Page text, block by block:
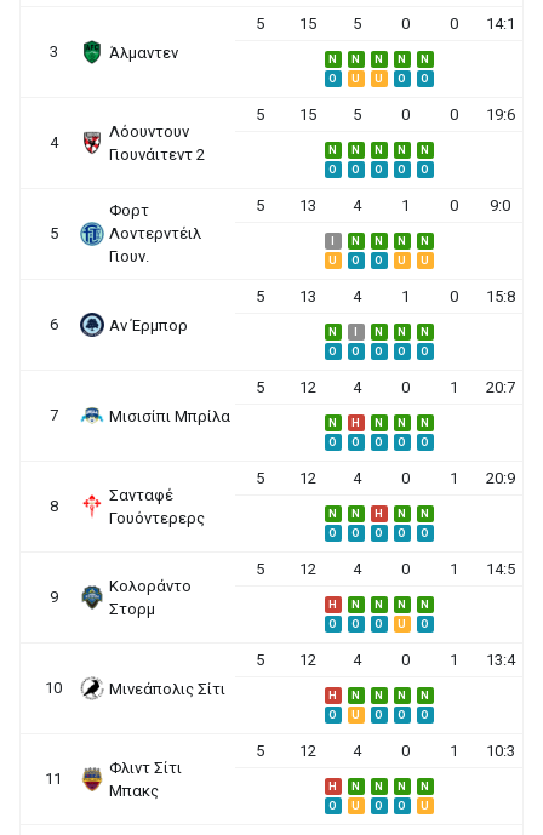
3 Άλμαντεν
5 15 5 0 0 14:1
N N N N
N
O
U U O O
4
Λόουντουν
Γιουνάιτεντ 2
5 15 5 0 0 19:6
N N N N
N
O
O O O O
5
Φορτ
Λοντερντέιλ
Γιουν.
5 13 4 1 0 9:0
N N N
N
U
O O U U
6 Αν Έρμπορ
5 13 4 1 0 15:8
N N N
N
O
O O O O
7 Μισισίπι Μπρίλα
5 12 4 0 1 20:7
N H N N
N
O
O O O O
8
Σανταφέ
Γουόντερερς
5 12 4 0 1 20:9
N N H N
N
O
O O O O
9
Κολοράντο
Στορμ
5 12 4 0 1 14:5
H N N N
N
O
O O U O
10 Μινεάπολις Σίτι
5 12 4 0 1 13:4
H N N N
N
O
U O O O
11
Φλιντ Σίτι
Μπακς
5 12 4 0 1 10:3
H N N N
N
O
U O O U